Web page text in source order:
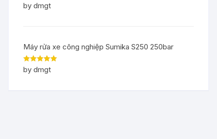
Rated5out
of 5
by dmgt
Máy rửa xe công nghiệp Sumika S250 250bar
Rated5out
of 5
by dmgt